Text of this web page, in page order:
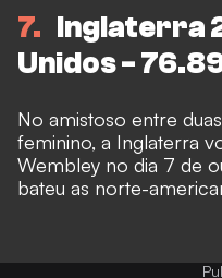
7
Inglaterra
Unidos -
No amistoso entre
feminino, a Inglaterra
Wembley no dia 7 de
bateu as norte-